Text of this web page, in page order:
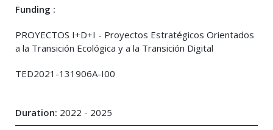
Funding :
PROYECTOS I+D+I - Proyectos Estratégicos Orientados
a la Transición Ecológica y a la Transición Digital
TED2021-131906A-I00
Duration: 2022 - 2025